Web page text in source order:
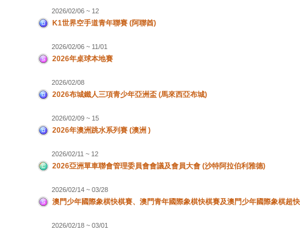
2026/02/06 ~ 12
K1世界空手道青年聯賽 (阿聯酋)
2026/02/06 ~ 11/01
2026年桌球本地賽
2026/02/08
2026布城鐵人三項青少年亞洲盃 (馬來西亞布城)
2026/02/09 ~ 15
2026年澳洲跳水系列賽 (澳洲 )
2026/02/11 ~ 12
2026亞洲單車聯會管理委員會會議及會員大會 (沙特阿拉伯利雅德)
2026/02/14 ~ 03/28
澳門少年國際象棋快棋賽、澳門青年國際象棋快棋賽及澳門少年國際象棋超
2026/02/18 ~ 03/01